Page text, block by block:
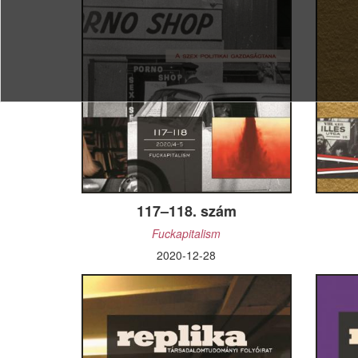
117–118. szám
Fuckapitalism
2020-12-28
2026-tól
teheted,
adód 1%-át.
Hogyha
vagy a
Replika
HU38
Minden
A